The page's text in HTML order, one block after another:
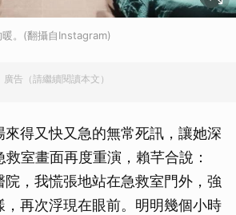
。(翻攝自Instagram)
廣告（請繼續閱讀本文）
來得又快又急的無常死訊，讓她深
室畫面再度重演，賴芊合說：
院，我慌張地站在急救室門外，強
，再次浮現在眼前。明明幾個小時